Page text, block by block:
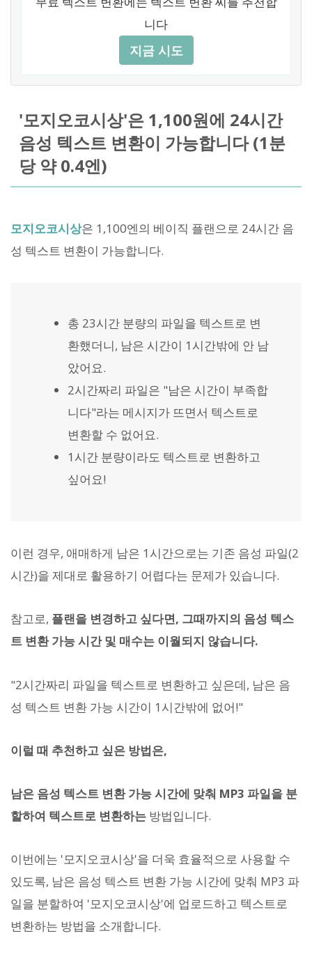
니다
지금 시도
'모지오코시상'은 1,100원에 24시간
음성 텍스트 변환이 가능합니다 (1분
당 약 0.4엔)
모지오코시상은 1,100엔의 베이직 플랜으로 24시간 음
성 텍스트 변환이 가능합니다.
총 23시간 분량의 파일을 텍스트로 변
환했더니, 남은 시간이 1시간밖에 안 남
았어요.
2시간짜리 파일은 "남은 시간이 부족합
니다"라는 메시지가 뜨면서 텍스트로
변환할 수 없어요.
1시간 분량이라도 텍스트로 변환하고
싶어요!
이런 경우, 애매하게 남은 1시간으로는 기존 음성 파일(2
시간)을 제대로 활용하기 어렵다는 문제가 있습니다.
참고로, 플랜을 변경하고 싶다면, 그때까지의 음성 텍스
트 변환 가능 시간 및 매수는 이월되지 않습니다.
"2시간짜리 파일을 텍스트로 변환하고 싶은데, 남은 음
성 텍스트 변환 가능 시간이 1시간밖에 없어!"
이럴 때 추천하고 싶은 방법은,
남은 음성 텍스트 변환 가능 시간에 맞춰 MP3 파일을 분
할하여 텍스트로 변환하는 방법입니다.
이번에는 '모지오코시상'을 더욱 효율적으로 사용할 수
있도록, 남은 음성 텍스트 변환 가능 시간에 맞춰 MP3 파
일을 분할하여 '모지오코시상'에 업로드하고 텍스트로
변환하는 방법을 소개합니다.